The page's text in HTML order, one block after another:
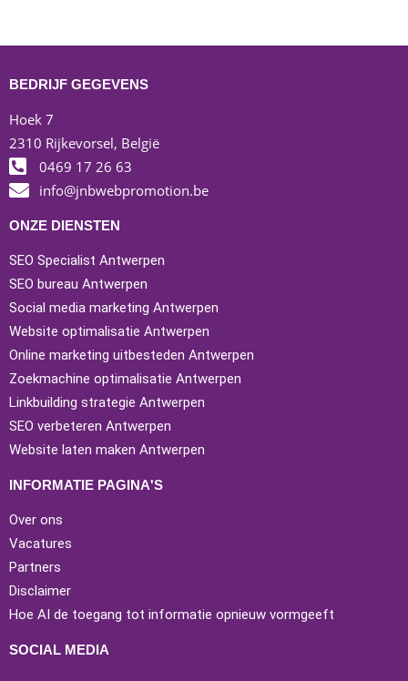
BEDRIJF GEGEVENS
Hoek 7
2310 Rijkevorsel, België
0469 17 26 63
info@jnbwebpromotion.be
ONZE DIENSTEN
SEO Specialist Antwerpen
SEO bureau Antwerpen
Social media marketing Antwerpen
Website optimalisatie Antwerpen
Online marketing uitbesteden Antwerpen
Zoekmachine optimalisatie Antwerpen
Linkbuilding strategie Antwerpen
SEO verbeteren Antwerpen
Website laten maken Antwerpen
INFORMATIE PAGINA'S
Over ons
Vacatures
Partners
Disclaimer
Hoe AI de toegang tot informatie opnieuw vormgeeft
SOCIAL MEDIA